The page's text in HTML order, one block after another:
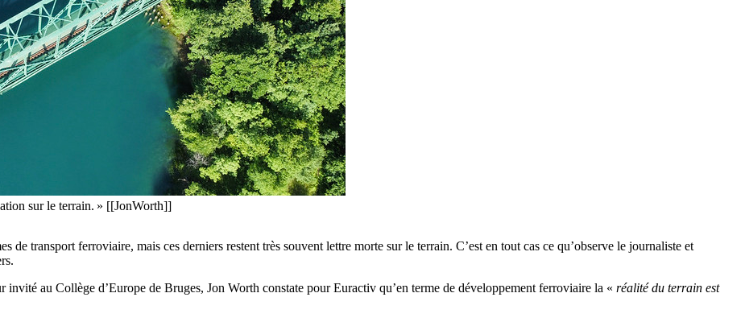
sur le terrain. » [[JonWorth]]
transport ferroviaire, mais ces derniers restent très souvent lettre morte sur le terrain. C’est en tout cas ce qu’observe le journaliste et
invité au Collège d’Europe de Bruges, Jon Worth constate pour Euractiv qu’en terme de développement ferroviaire la « réalité du terrain est